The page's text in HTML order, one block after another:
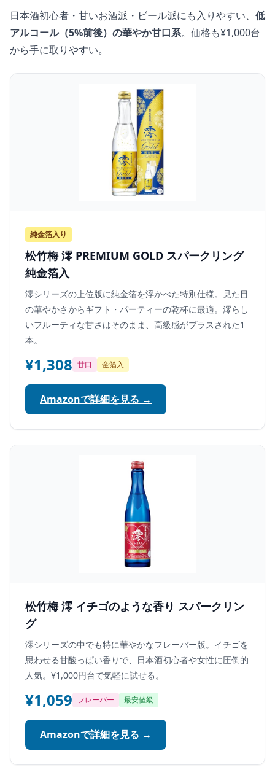
日本酒初心者・甘いお酒派・ビール派にも入りやすい、 低
アルコール（5%前後）の華やか甘口系。価格も¥1,000台
から手に取りやすい。
純金箔入り
松竹梅 澪 PREMIUM GOLD スパークリング
純金箔入
澪シリーズの上位版に純金箔を浮かべた特別仕様。見た目
の華やかさからギフト・パーティーの乾杯に最適。澪らし
いフルーティな甘さはそのまま、高級感がプラスされた1
本。
¥1,308 甘口 金箔入
Amazonで詳細を見る →
松竹梅 澪 イチゴのような香り スパークリン
グ
澪シリーズの中でも特に華やかなフレーバー版。イチゴを
思わせる甘酸っぱい香りで、日本酒初心者や女性に圧倒的
人気。¥1,000円台で気軽に試せる。
¥1,059 フレーバー 最安値級
Amazonで詳細を見る →